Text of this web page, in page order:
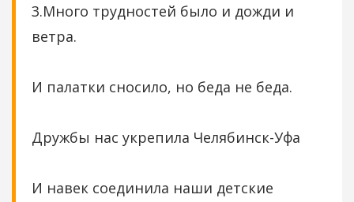
3.Много трудностей было и дожди и
ветра.
И палатки сносило, но беда не беда.
Дружбы нас укрепила Челябинск-Уфа
И навек соединила наши детские